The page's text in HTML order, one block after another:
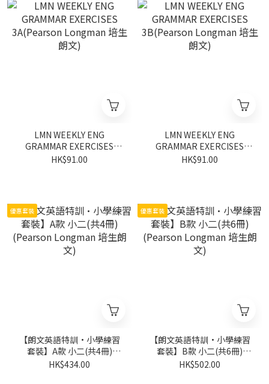
LMN WEEKLY ENG
GRAMMAR EXERCISES
3A(Pearson Longman 培
HK$91.00
LMN WEEKLY ENG
GRAMMAR EXERCISES
3B(Pearson Longman 培
HK$91.00
優惠套裝
【朗文英語特訓·小學練習
套裝】A款 小二(共4冊)
(Pearson Longman 培生朗
HK$434.00
優惠套裝
【朗文英語特訓·小學練習
套裝】B款 小二(共6冊)
(Pearson Longman 培生朗
HK$502.00